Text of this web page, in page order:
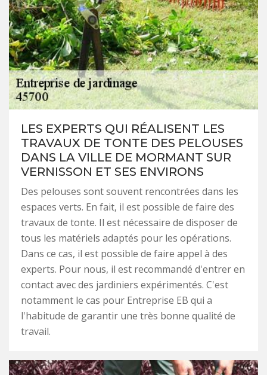
LES EXPERTS QUI RÉALISENT LES
TRAVAUX DE TONTE DES PELOUSES
DANS LA VILLE DE MORMANT SUR
VERNISSON ET SES ENVIRONS
Des pelouses sont souvent rencontrées dans les
espaces verts. En fait, il est possible de faire des
travaux de tonte. Il est nécessaire de disposer de
tous les matériels adaptés pour les opérations.
Dans ce cas, il est possible de faire appel à des
experts. Pour nous, il est recommandé d'entrer en
contact avec des jardiniers expérimentés. C'est
notamment le cas pour Entreprise EB qui a
l'habitude de garantir une très bonne qualité de
travail.